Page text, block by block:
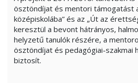
ösztöndíjat és mentori támogatást
középiskolába” és az „Út az
keresztül a bevont hátrányos,
helyzetű tanulók részére, a
ösztöndíjat és pedagógiai-szakmai
biztosít.